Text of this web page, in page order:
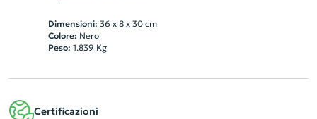
Dimensioni: 36 x 8 x 30 cm
Colore: Nero
Peso: 1.839 Kg
Certificazioni